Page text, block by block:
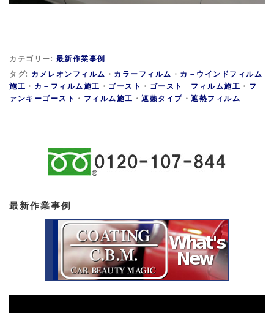
カテゴリー: 最新作業事例
タグ: カメレオンフィルム ・ カラーフィルム ・ カ－ウインドフィルム
施工 ・ カ－フィルム施工 ・ ゴースト ・ ゴースト フィルム施工 ・ フ
ァンキーゴースト ・ フィルム施工 ・ 遮熱タイプ ・ 遮熱フィルム
最新作業事例